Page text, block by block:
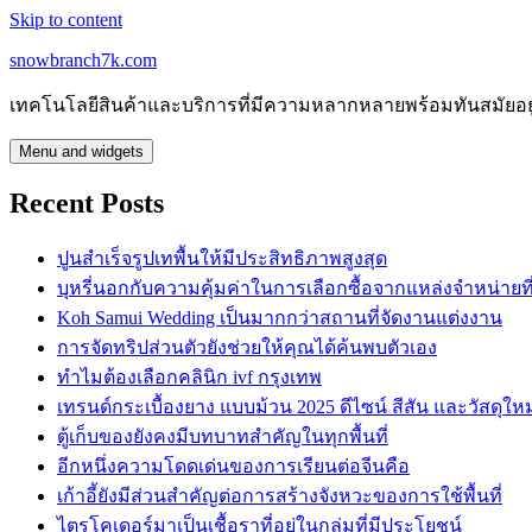
Skip to content
snowbranch7k.com
เทคโนโลยีสินค้าและบริการที่มีความหลากหลายพร้อมทันสมัยอ
Menu and widgets
Recent Posts
ปูนสำเร็จรูปเทพื้นให้มีประสิทธิภาพสูงสุด
บุหรี่นอกกับความคุ้มค่าในการเลือกซื้อจากแหล่งจำหน่าย
Koh Samui Wedding เป็นมากกว่าสถานที่จัดงานแต่งงาน
การจัดทริปส่วนตัวยังช่วยให้คุณได้ค้นพบตัวเอง
ทำไมต้องเลือกคลินิก ivf กรุงเทพ
เทรนด์กระเบื้องยาง แบบม้วน 2025 ดีไซน์ สีสัน และวัสดุให
ตู้เก็บของยังคงมีบทบาทสำคัญในทุกพื้นที่
อีกหนึ่งความโดดเด่นของการเรียนต่อจีนคือ
เก้าอี้ยังมีส่วนสำคัญต่อการสร้างจังหวะของการใช้พื้นที่
ไตรโคเดอร์มาเป็นเชื้อราที่อยู่ในกลุ่มที่มีประโยชน์